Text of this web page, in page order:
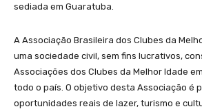
sediada em Guaratuba.
A Associação Brasileira dos Clubes da
uma sociedade civil, sem fins lucrativos,
Associações dos Clubes da Melhor Idade
todo o país. O objetivo desta Associação é
oportunidades reais de lazer, turismo e